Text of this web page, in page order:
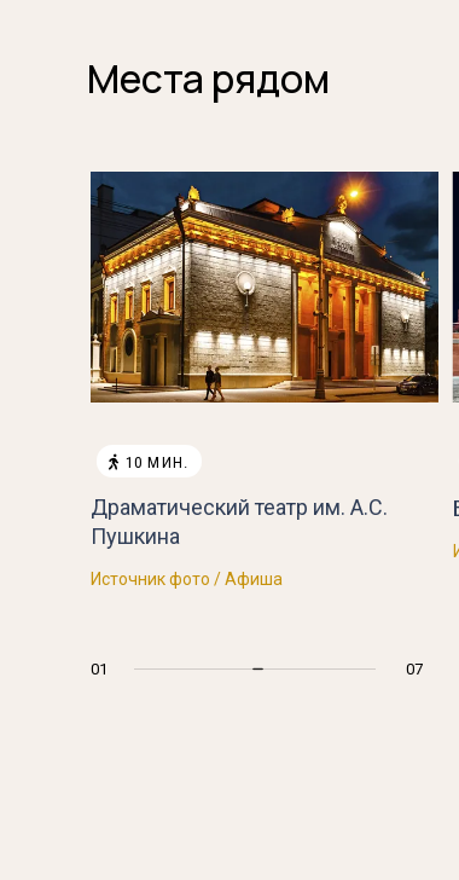
Места рядом
 10 МИН.
Драматический театр им. А.С.
Пушкина
Источник фото / Афиша
01 03 04 05 06 07 07